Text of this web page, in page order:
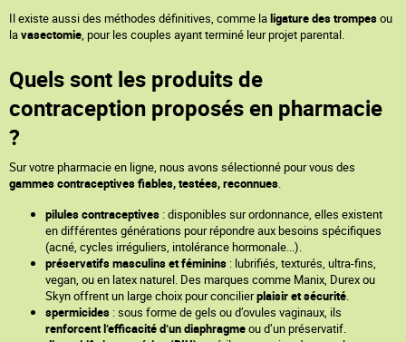
Il existe aussi des méthodes définitives, comme laligature des trompesou
lavasectomie, pour les couples ayant terminé leur projet parental.
Quels sont les produits de
contraception proposés en pharmacie
?
Sur votre pharmacie en ligne, nous avons sélectionné pour vous des
gammes contraceptives fiables, testées, reconnues.
pilules contraceptives : disponibles sur ordonnance, elles existent
en différentes générations pour répondre aux besoins spécifiques
(acné, cycles irréguliers, intolérance hormonale...).
préservatifs masculins et féminins : lubrifiés, texturés, ultra-fins,
vegan, ou en latex naturel. Des marques comme Manix, Durex ou
Skyn offrent un large choix pour concilierplaisir et sécurité.
spermicides : sous forme de gels ou d’ovules vaginaux, ils
renforcent l’efficacité d’un diaphragmeou d’un préservatif.